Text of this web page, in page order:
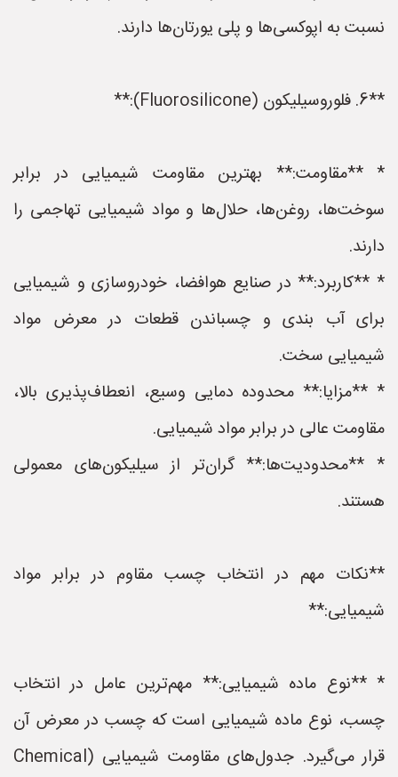
نسبت به اپوکسی‌ها و پلی یورتان‌ها دارند.
**6. فلوروسیلیکون (Fluorosilicone):**
* **مقاومت:** بهترین مقاومت شیمیایی در برابر
سوخت‌ها، روغن‌ها، حلال‌ها و مواد شیمیایی تهاجمی را
دارند.
* **کاربرد:** در صنایع هوافضا، خودروسازی و شیمیایی
برای آب بندی و چسباندن قطعات در معرض مواد
شیمیایی سخت.
* **مزایا:** محدوده دمایی وسیع، انعطاف‌پذیری بالا،
مقاومت عالی در برابر مواد شیمیایی.
* **محدودیت‌ها:** گران‌تر از سیلیکون‌های معمولی
هستند.
**نکات مهم در انتخاب چسب مقاوم در برابر مواد
شیمیایی:**
* **نوع ماده شیمیایی:** مهم‌ترین عامل در انتخاب
چسب، نوع ماده شیمیایی است که چسب در معرض آن
قرار می‌گیرد. جدول‌های مقاومت شیمیایی (Chemical